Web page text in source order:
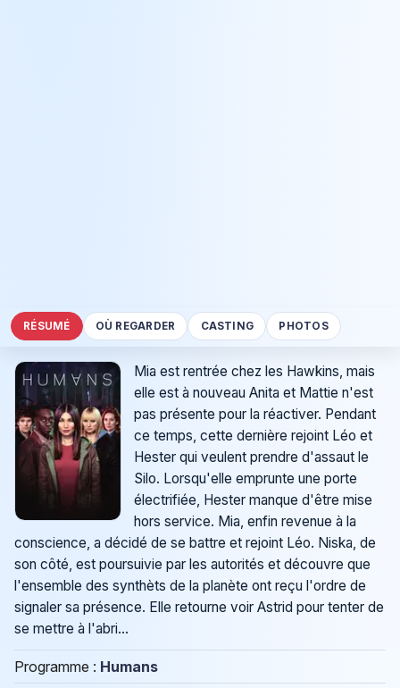
RÉSUMÉ OÙ REGARDER CASTING PHOTOS
Mia est rentrée chez les Hawkins, mais
elle est à nouveau Anita et Mattie n'est
pas présente pour la réactiver. Pendant
ce temps, cette dernière rejoint Léo et
Hester qui veulent prendre d'assaut le
Silo. Lorsqu'elle emprunte une porte
électrifiée, Hester manque d'être mise
hors service. Mia, enfin revenue à la
conscience, a décidé de se battre et rejoint Léo. Niska, de
son côté, est poursuivie par les autorités et découvre que
l'ensemble des synthèts de la planète ont reçu l'ordre de
signaler sa présence. Elle retourne voir Astrid pour tenter de
se mettre à l'abri...
Programme : Humans